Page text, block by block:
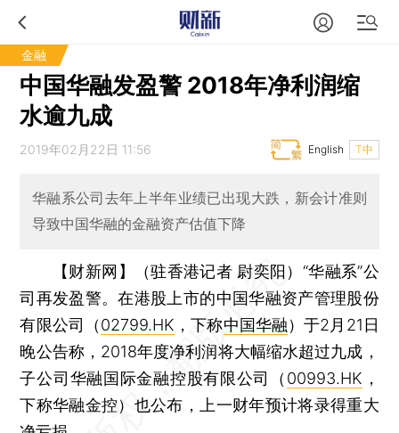
金融
中国华融发盈警 2018年净利润缩
水逾九成
2019年02月22日 11:56 T中
English
华融系公司去年上半年业绩已出现大跌，新会计准则
导致中国华融的金融资产估值下降
【财新网】（驻香港记者 尉奕阳） “华融系”公
司再发盈警。在港股上市的中国华融资产管理股份
有限公司（02799.HK ，下称中国华融）于2月21日
晚公告称，2018年度净利润将大幅缩水超过九成，
子公司华融国际金融控股有限公司（ 00993.HK ，
下称华融金控）也公布，上一财年预计将录得重大